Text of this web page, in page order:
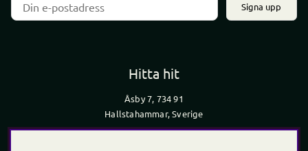
Signa upp
Hitta hit
Åsby 7, 734 91
Hallstahammar, Sverige